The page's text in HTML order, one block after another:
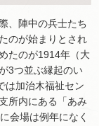
、陣中の兵士たち
のが始まりとされ
たのが1914年（大
3つ並ぶ縁起のい
は加治木福祉セン
所内にある「あみ
会場は例年になく